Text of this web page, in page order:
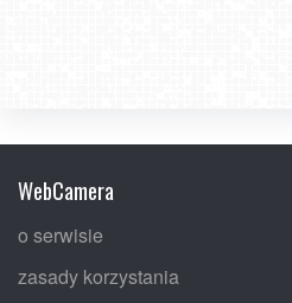
WebCamera
o serwisie
zasady korzystania